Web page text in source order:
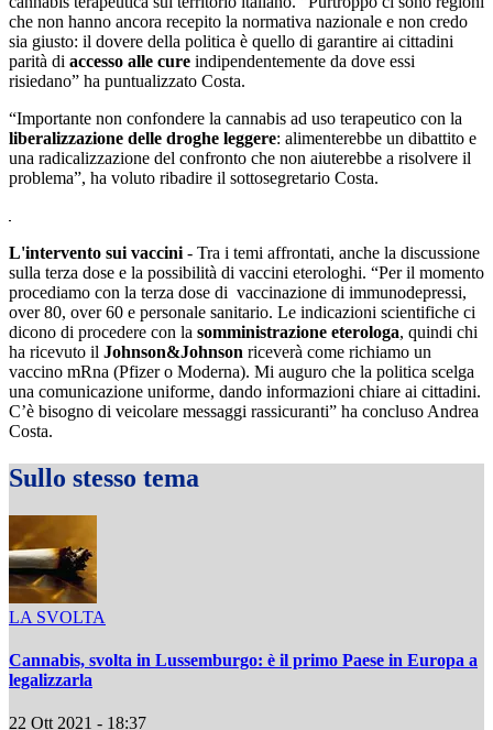
che non hanno ancora recepito la normativa nazionale e non credo
sia giusto: il dovere della politica è quello di garantire ai cittadini
parità di accesso alle cure indipendentemente da dove essi
risiedano” ha puntualizzato Costa.
“Importante non confondere la cannabis ad uso terapeutico con la
liberalizzazione delle droghe leggere: alimenterebbe un dibattito e
una radicalizzazione del confronto che non aiuterebbe a risolvere il
problema”, ha voluto ribadire il sottosegretario Costa.
L'intervento sui vaccini - Tra i temi affrontati, anche la discussione
sulla terza dose e la possibilità di vaccini eterologhi. “Per il momento
procediamo con la terza dose di vaccinazione di immunodepressi,
over 80, over 60 e personale sanitario. Le indicazioni scientifiche ci
dicono di procedere con la somministrazione eterologa, quindi chi
ha ricevuto il Johnson&Johnson riceverà come richiamo un
vaccino mRna (Pfizer o Moderna). Mi auguro che la politica scelga
una comunicazione uniforme, dando informazioni chiare ai cittadini.
C’è bisogno di veicolare messaggi rassicuranti” ha concluso Andrea
Costa.
Sullo stesso tema
LA SVOLTA
Cannabis, svolta in Lussemburgo: è il primo Paese in Europa a
legalizzarla
22 Ott 2021 - 18:37